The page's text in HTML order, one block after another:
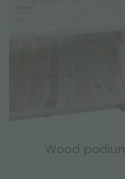
Wood